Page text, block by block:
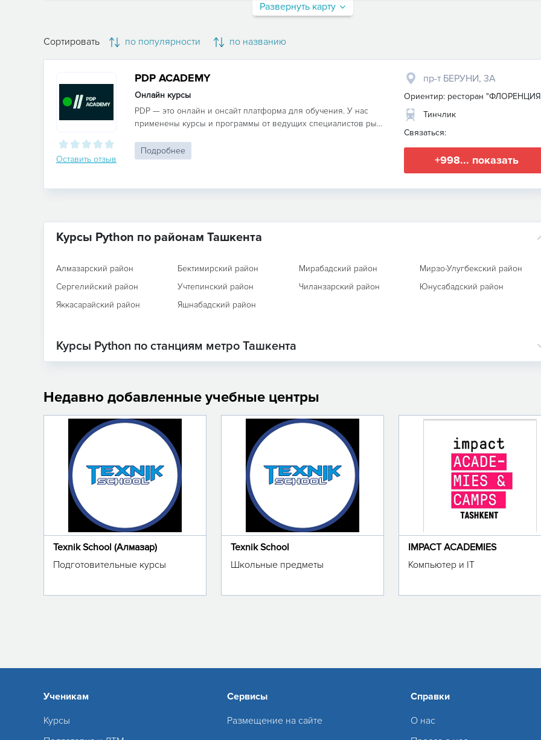
Развернуть карту
Сортировать по популярности по названию
Оставить отзыв
PDP ACADEMY
Онлайн курсы
PDP — это онлайн и онсайт платформа для обучения. У нас
применены курсы и программы от ведущих специалистов ры...
Подробнее
пр-т БЕРУНИ, 3А
Ориентир: ресторан
Тинчлик
Связаться:
+998... показать
Курсы Python по районам Ташкента
Алмазарский район Бектимирский район Мирабадский район
Мирзо-Улугбекский район
Сергелийский район
Учтепинский район Чиланзарский район
Юнусабадский район
Яккасарайский район
Яшнабадский район
Курсы Python по станциям метро Ташкента
Недавно добавленные учебные центры
Texnik School (Алмазар)
Подготовительные курсы
Texnik School
Школьные предметы
IMPACT ACADEMIES
Компьютер и IT
Ученикам
Курсы
Сервисы
Размещение на сайте
Справки
О нас